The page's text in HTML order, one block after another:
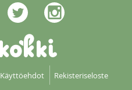
Käyttöehdot
Rekisteriseloste